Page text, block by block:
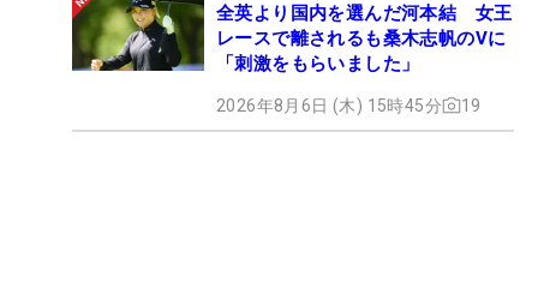
全英より国内を選んだ河本結 女王
レースで離されるも桑木志帆のVに
「刺激をもらいました」
2026年8月6日 (木) 15時45分 19